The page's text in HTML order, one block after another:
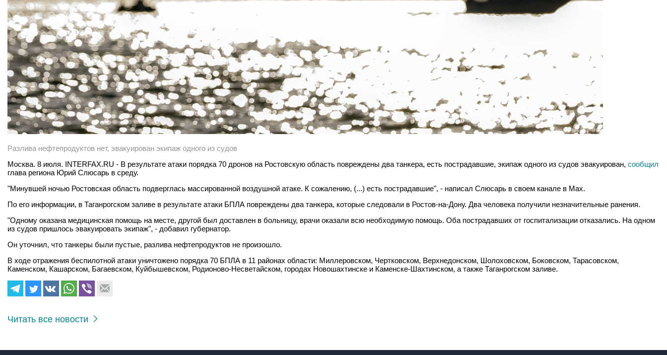
Разлива нефтепродуктов нет, эвакуирован экипаж одного из судов
Москва. 8 июля. INTERFAX.RU - В результате атаки порядка 70 дронов на Ростовскую область повреждены два танкера, есть пострадавшие, экипаж одного из судов эвакуирован, сообщил
глава региона Юрий Слюсарь в среду.
"Минувшей ночью Ростовская область подверглась массированной воздушной атаке. К сожалению, (...) есть пострадавшие", - написал Слюсарь в своем канале в Мах.
По его информации, в Таганрогском заливе в результате атаки БПЛА повреждены два танкера, которые следовали в Ростов-на-Дону. Два человека получили незначительные ранения.
"Одному оказана медицинская помощь на месте, другой был доставлен в больницу, врачи оказали всю необходимую помощь. Оба пострадавших от госпитализации отказались. На одном
из судов пришлось эвакуировать экипаж", - добавил губернатор.
Он уточнил, что танкеры были пустые, разлива нефтепродуктов не произошло.
В ходе отражения беспилотной атаки уничтожено порядка 70 БПЛА в 11 районах области: Миллеровском, Чертковском, Верхнедонском, Шолоховском, Боковском, Тарасовском,
Каменском, Кашарском, Багаевском, Куйбышевском, Родионово-Несветайском, городах Новошахтинске и Каменске-Шахтинском, а также Таганрогском заливе.
Читать все новости